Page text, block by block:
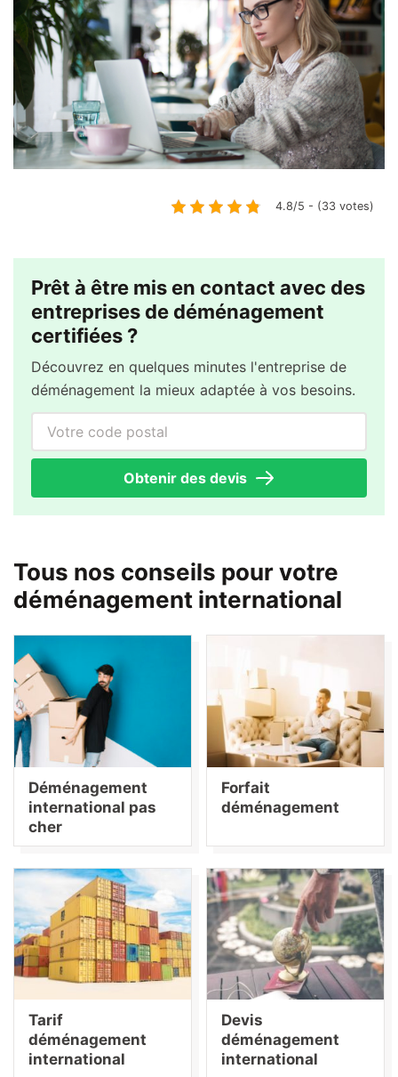
4.8/5 - (33 votes)
Prêt à être mis en contact avec des
entreprises de déménagement
certifiées ?
Découvrez en quelques minutes l'entreprise de
déménagement la mieux adaptée à vos besoins.
Votre code postal
Obtenir des devis
Tous nos conseils pour votre
déménagement international
Déménagement
international pas
cher
Forfait
déménagement
Tarif
déménagement
international
Devis
déménagement
international